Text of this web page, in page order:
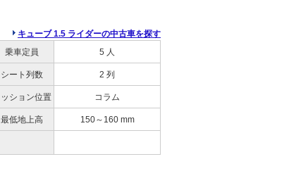
キューブ 1.5 ライダーの中古車を探す
乗車定員 5 人
シート列数 2 列
ッション位置 コラム
最低地上高 150～160 mm